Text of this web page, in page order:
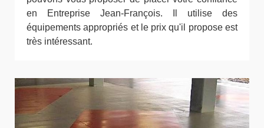
en Entreprise Jean-François. Il utilise des
équipements appropriés et le prix qu'il propose est
très intéressant.